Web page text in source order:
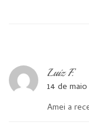
Luiz F.
14 de
Amei a